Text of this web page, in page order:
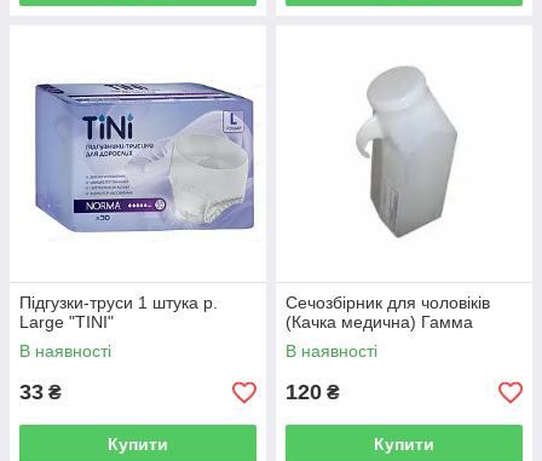
Підгузки-труси 1 штука р.
Large "TINI"
В наявності
33 ₴
Купити
Сечозбірник для чоловіків
(Качка медична) Гамма
В наявності
120 ₴
Купити